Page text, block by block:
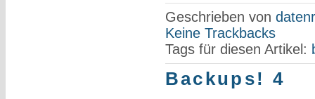
Geschrieben von
Keine Trackbacks
Tags für diesen Artikel:
Backups! 4